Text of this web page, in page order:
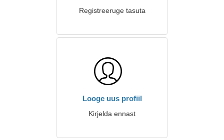
Registreeruge tasuta
Looge uus profiil
Kirjelda ennast